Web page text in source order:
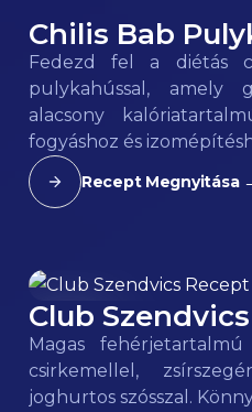
120kcal
Chilis Bab
Fedezd fel a diétás
pulykahússal, amely
alacsony
fogyáshoz és
Recept Megnyitása
163kcal
Club
Magas
csirkemellel,
joghurtos szósszal.